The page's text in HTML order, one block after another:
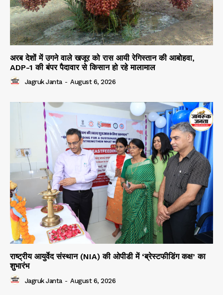
अरब देशों में उगने वाले खजूर को रास आयी रेगिस्तान की आबोहवा,
ADP-1 की बंपर पैदावार से किसान हो रहे मालामाल
Jagruk Janta - August 6, 2026
राष्ट्रीय आयुर्वेद संस्थान (NIA) की ओपीडी में ‘ब्रेस्टफीडिंग कक्ष’ का
शुभारंभ
Jagruk Janta - August 6, 2026